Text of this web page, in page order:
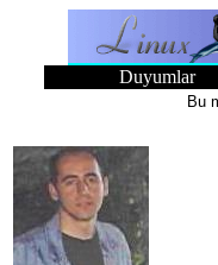
Duyumlar
Bu